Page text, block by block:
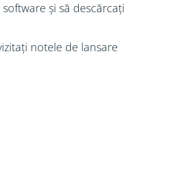
și să descărcați
notele de lansare